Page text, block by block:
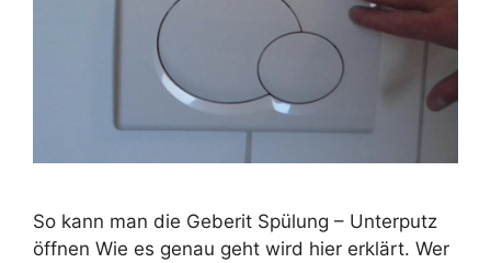
So kann man die Geberit Spülung – Unterputz
öffnen Wie es genau geht wird hier erklärt. Wer